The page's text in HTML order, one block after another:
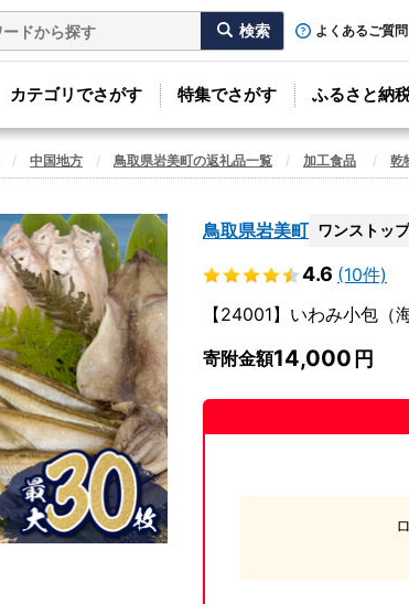
よくあるご質
カテゴリでさがす 特集でさがす ふるさと納
中国地方 鳥取県岩美町の返礼品一覧 加工食品 乾
鳥取県岩美町 ワンストッ
4.6 (10件)
【24001】いわみ小包（
寄附金額14,000